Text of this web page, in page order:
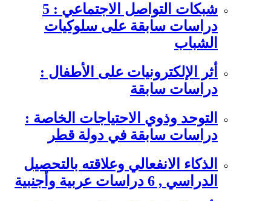
شبكات التواصل الاجتماعي : 5
دراسات سابقة على سلوكيات
الشباب
أثر الإلكترونيات على الأطفال :
دراسات سابقة
التوحد وذوي الاحتياجات الخاصة :
دراسات سابقة في دولة قطر
الذكاء الانفعالي وعلاقته بالتحصيل
الدراسي , 6 دراسات عربية وأجنبية